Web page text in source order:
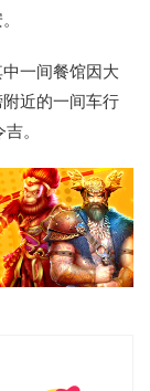
一间餐馆因大
近的一间车行
。